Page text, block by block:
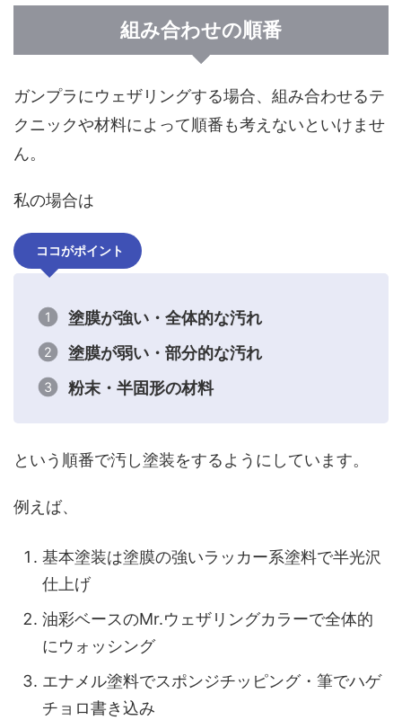
組み合わせの順番
ガンプラにウェザリングする場合、組み合わせるテ
クニックや材料によって順番も考えないといけませ
ん。
私の場合は
ココがポイント
塗膜が強い・全体的な汚れ
塗膜が弱い・部分的な汚れ
粉末・半固形の材料
という順番で汚し塗装をするようにしています。
例えば、
基本塗装は塗膜の強いラッカー系塗料で半光沢
仕上げ
油彩ベースのMr.ウェザリングカラーで全体的
にウォッシング
エナメル塗料でスポンジチッピング・筆でハゲ
チョロ書き込み